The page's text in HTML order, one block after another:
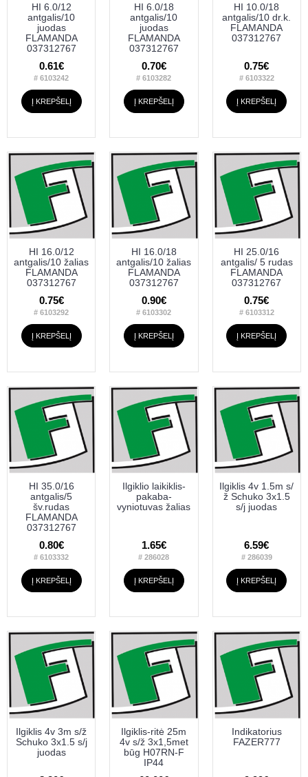
HI 6.0/12
antgalis/10
juodas
FLAMANDA
037312767
0.61€
# 6103242
Į KREPŠELĮ
HI 6.0/18
antgalis/10
juodas
FLAMANDA
037312767
0.70€
# 6103282
Į KREPŠELĮ
HI 10.0/18
antgalis/10 dr.k.
FLAMANDA
037312767
0.75€
# 6103322
Į KREPŠELĮ
HI 16.0/12
antgalis/10 žalias
FLAMANDA
037312767
0.75€
# 6103292
Į KREPŠELĮ
HI 16.0/18
antgalis/10 žalias
FLAMANDA
037312767
0.90€
# 6103302
Į KREPŠELĮ
HI 25.0/16
antgalis/ 5 rudas
FLAMANDA
037312767
0.75€
# 6103312
Į KREPŠELĮ
HI 35.0/16
antgalis/5
šv.rudas
FLAMANDA
037312767
0.80€
# 6103332
Į KREPŠELĮ
Ilgiklio laikiklis-
pakaba-
vyniotuvas žalias
1.65€
# 286028
Į KREPŠELĮ
Ilgiklis 4v 1.5m s/
ž Schuko 3x1.5
s/j juodas
6.59€
# 286039
Į KREPŠELĮ
Ilgiklis 4v 3m s/ž
Schuko 3x1.5 s/j
juodas
Ilgiklis-ritė 25m
4v s/ž 3x1,5met
būg H07RN-F
IP44
Indikatorius
FAZER777